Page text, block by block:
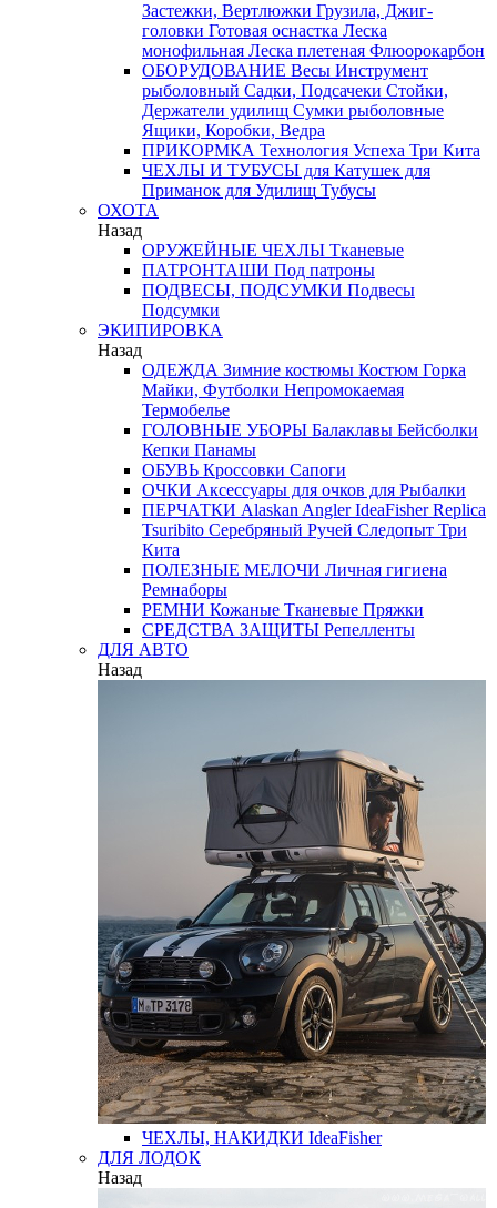
Застежки, Вертлюжки Грузила, Джиг-
головки Готовая оснастка Леска
монофильная Леска плетеная Флюорокарбон
ОБОРУДОВАНИЕ Весы Инструмент
рыболовный Садки, Подсачеки Стойки,
Держатели удилищ Сумки рыболовные
Ящики, Коробки, Ведра
ПРИКОРМКА Технология Успеха Три Кита
ЧЕХЛЫ И ТУБУСЫ для Катушек для
Приманок для Удилищ Тубусы
ОХОТА
Назад
ОРУЖЕЙНЫЕ ЧЕХЛЫ Тканевые
ПАТРОНТАШИ Под патроны
ПОДВЕСЫ, ПОДСУМКИ Подвесы
Подсумки
ЭКИПИРОВКА
Назад
ОДЕЖДА Зимние костюмы Костюм Горка
Майки, Футболки Непромокаемая
Термобелье
ГОЛОВНЫЕ УБОРЫ Балаклавы Бейсболки
Кепки Панамы
ОБУВЬ Кроссовки Сапоги
ОЧКИ Аксессуары для очков для Рыбалки
ПЕРЧАТКИ Alaskan AnglerIdeaFisherReplica
Tsuribito Серебряный Ручей Следопыт Три
Кита
ПОЛЕЗНЫЕ МЕЛОЧИ Личная гигиена
Ремнаборы
РЕМНИ Кожаные Тканевые Пряжки
СРЕДСТВА ЗАЩИТЫ Репелленты
ДЛЯ АВТО
Назад
ЧЕХЛЫ, НАКИДКИ IdeaFisher
ДЛЯ ЛОДОК
Назад